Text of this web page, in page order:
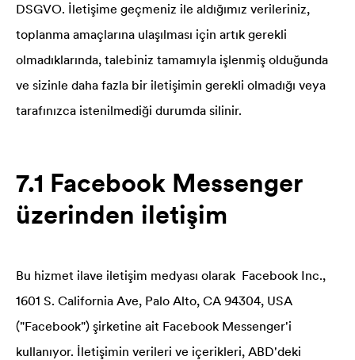
DSGVO. İletişime geçmeniz ile aldığımız verileriniz,
toplanma amaçlarına ulaşılması için artık gerekli
olmadıklarında, talebiniz tamamıyla işlenmiş olduğunda
ve sizinle daha fazla bir iletişimin gerekli olmadığı veya
tarafınızca istenilmediği durumda silinir.
7.1 Facebook Messenger
üzerinden iletişim
Bu hizmet ilave iletişim medyası olarak Facebook Inc.,
1601 S. California Ave, Palo Alto, CA 94304, USA
("Facebook") şirketine ait Facebook Messenger'i
kullanıyor. İletişimin verileri ve içerikleri, ABD'deki